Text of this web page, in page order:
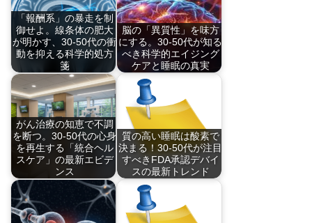
「報酬系」の暴走を制
御せよ。線条体の肥大
が明かす、30-50代の衝
動を抑える科学的処方
箋
最新研究で判明した
サ…
脳の「異質性」を味方
にする。30-50代が知る
べき科学的エイジング
ケアと睡眠の真実
脳の「個体差」が健
康…
がん治療の知恵で不調
を断つ。30-50代の心身
を再生する「統合ヘル
スケア」の最新エビデ
ンス
米国ユニバーシテ
ィ・…
質の高い睡眠は酸素で
決まる！30-50代が注目
すべきFDA承認デバイ
スの最新トレンド
朝の重だるさは酸素
不…